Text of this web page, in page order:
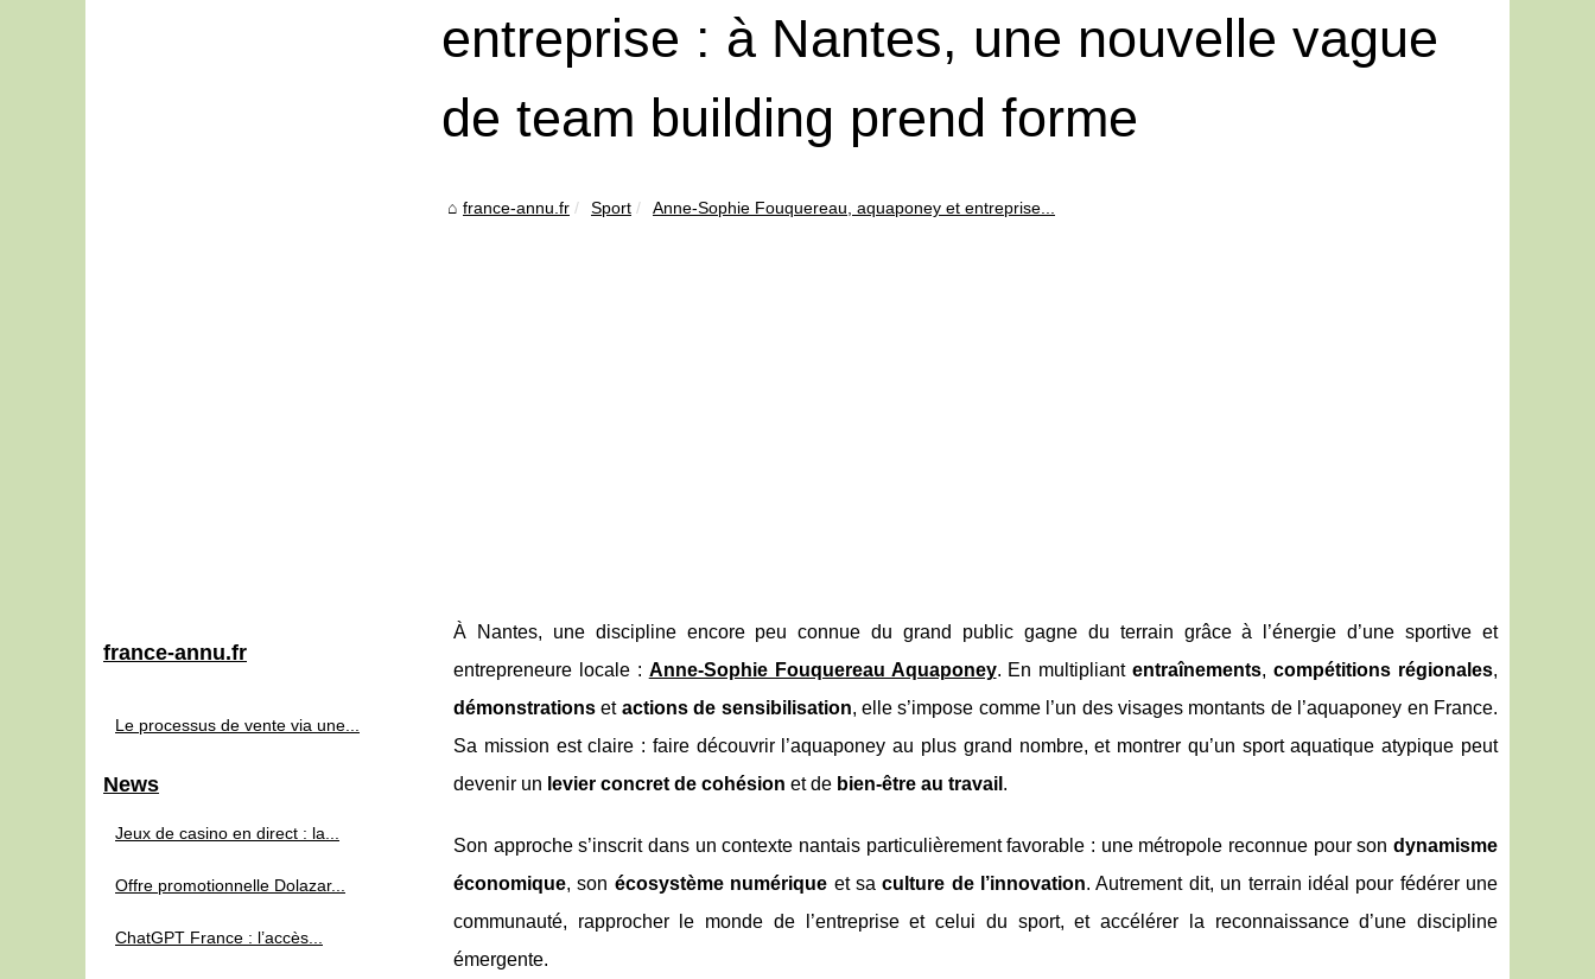
entreprise : à Nantes, une nouvelle vague
de team building prend forme
france-annu.fr Sport Anne‑Sophie Fouquereau, aquaponey et entreprise...
À Nantes, une discipline encore peu connue du grand public gagne du terrain grâce à l’énergie d’une sportive et
entrepreneure locale : Anne-Sophie Fouquereau Aquaponey. En multipliantentraînements,compétitions régionales,
démonstrations et actions de sensibilisation, elle s’impose comme l’un des visages montants de l’aquaponey en France.
Sa mission est claire : faire découvrir l’aquaponey au plus grand nombre, et montrer qu’un sport aquatique atypique peut
devenir un levier concret de cohésion et de bien‑être au travail .
Son approche s’inscrit dans un contexte nantais particulièrement favorable : une métropole reconnue pour son dynamisme
économique, son écosystème numérique et saculture de l’innovation. Autrement dit, un terrain idéal pour fédérer une
communauté, rapprocher le monde de l’entreprise et celui du sport, et accélérer la reconnaissance d’une discipline
émergente.
france-annu.fr
Le processus de vente via une...
News
Jeux de casino en direct : la...
Offre promotionnelle Dolazar...
ChatGPT France : l’accès...